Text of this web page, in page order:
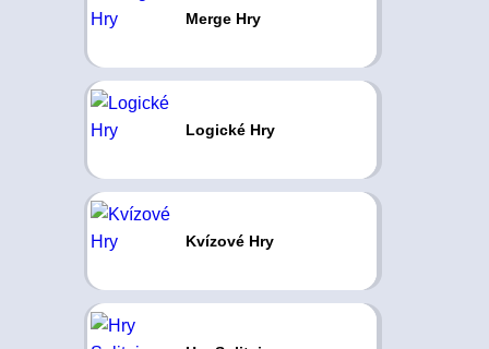
Merge Hry
Logické Hry
Kvízové Hry